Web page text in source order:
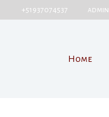
+51937074537
Home